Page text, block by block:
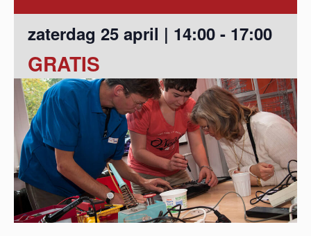
zaterdag 25 april | 14:00 - 17:00
GRATIS